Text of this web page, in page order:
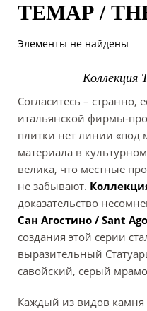
ТЕМАР /
Элементы не найдены
Коллекция
Согласитесь – странно,
итальянской фирмы-
плитки нет линии «под
материала в
велика, что местные
не забывают.
доказательство
Сан Агостино / Sant
создания этой серии
выразительный
савойский, серый
Каждый из видов камня